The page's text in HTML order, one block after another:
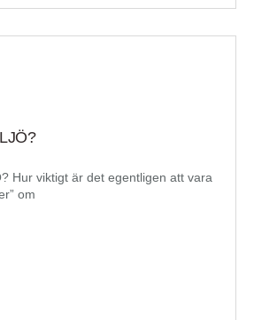
Hur viktigt är det egentligen att vara
om